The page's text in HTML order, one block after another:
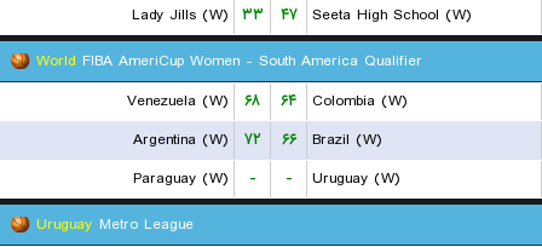
Lady Jills (W)
۳۳ ۴۷
Seeta High School (W)
World FIBA AmeriCup Women - South America Qualifier
Venezuela (W)
۶۸ ۶۴
Colombia (W)
Argentina (W)
۷۲ ۶۶
Brazil (W)
Paraguay (W)
- -
Uruguay (W)
Uruguay Metro League